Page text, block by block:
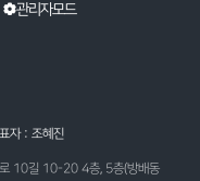
관리자모드
자 : 조혜진
10길 10-20 4층, 5층(방배동